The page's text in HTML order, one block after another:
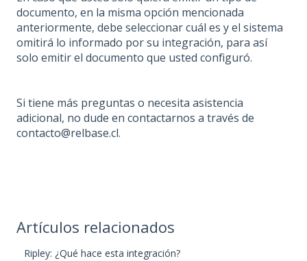
documento, en la misma opción mencionada
anteriormente, debe seleccionar cuál es y el sistema
omitirá lo informado por su integración, para así
solo emitir el documento que usted configuró.
Si tiene más preguntas o necesita asistencia
adicional, no dude en contactarnos a través de
contacto@relbase.cl.
Artículos relacionados
Ripley: ¿Qué hace esta integración?